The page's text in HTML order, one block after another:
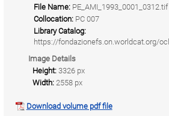
File Name: PE_AMI_1993_0001_0312.tif
Collocation: PC 007
Library Catalog:
https://fondazionefs.on.worldcat.org/
Image Details
Height: 3326 px
Width: 2558 px
Download volume pdf file